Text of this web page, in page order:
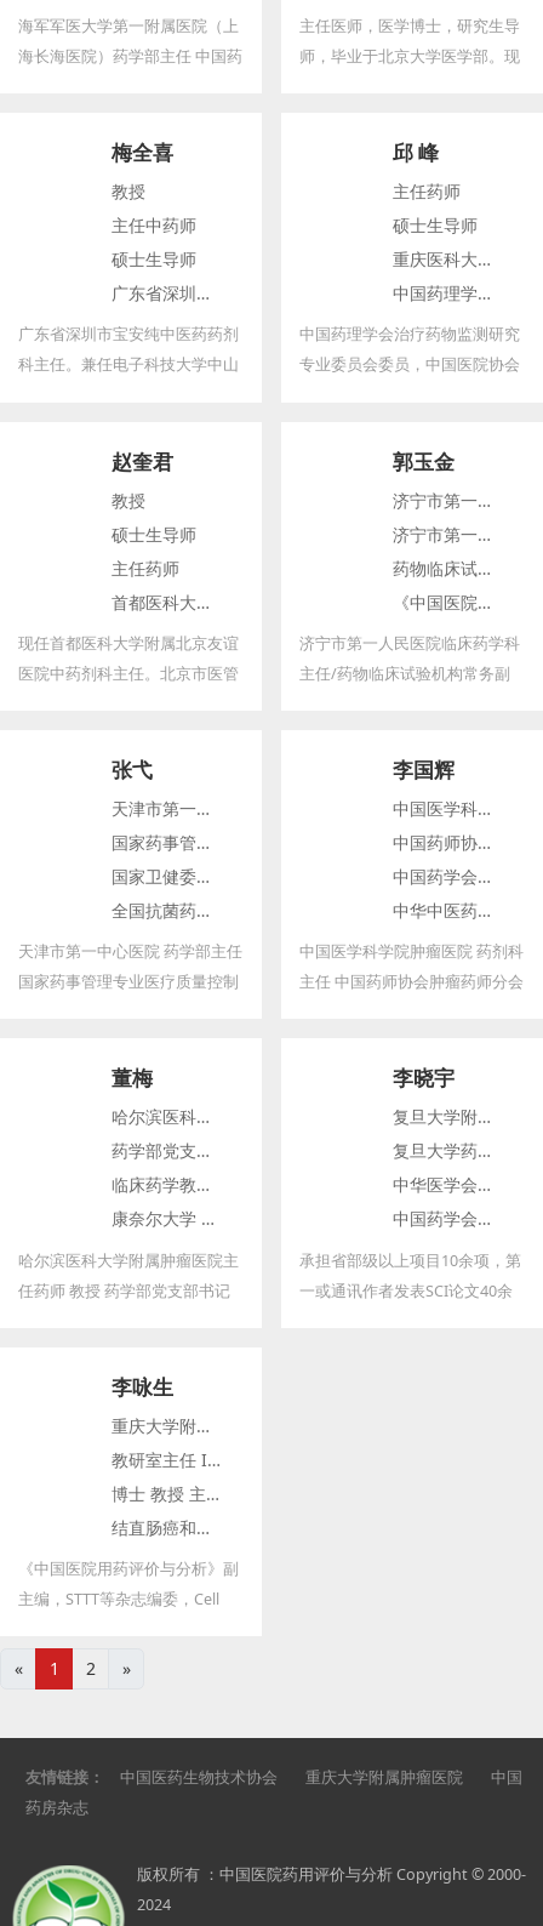
全军临床药学研究专业分委会 副主委
海军军医大学第一附属医院（上
海长海医院）药学部主任 中国药
循证药学专委会 委员 全军临床
委 《中国医院用药评价与分析》
杂志副主编 《中国药房》《中国
药业》《世界临床药物》《中国
现代应用药学杂志》《药学实践
杂志》《药学服务与研究》等杂
主任医师，医学博士，研究生导
师，毕业于北京大学医学部。现
疾病的临床诊治及基础研究工
综合诊治、同步放化疗的应用等
方面具有丰富的临床经验。
梅全喜
教授
主任中药师
硕士生导师
广东省深圳市宝安纯中医药药剂科主任
兼任电子科技大学中山学院客座教授
广东省深圳市宝安纯中医药药剂
科主任。兼任电子科技大学中山
技术学院兼职教授，广东省中山
康复保健学会学术顾问，中国药
学会药学史分会副主任委员。
邱 峰
主任药师
硕士生导师
重庆医科大学药学部主任
中国药理学会治疗药物监测研究专业委员会委员
中国医院协会药事管理专业委员会委员
中国药理学会治疗药物监测研究
专业委员会委员，中国医院协会
委员，中国临床药学教育基地建
理质量控制中心副主任，重庆药
学会理事承担多项国家级、省部
级科研项目，发表SCI、CSCD中
文核心等论文20余篇。
赵奎君
教授
硕士生导师
主任药师
首都医科大学附属北京友谊医院中药剂科主任
北京市医管局中药质量管理与合理使用总药师
现任首都医科大学附属北京友谊
医院中药剂科主任。北京市医管
命科学部中医学与中药学学科项
郭玉金
济宁市第一人民医院
济宁市第一人民医院临床药学科主任
药物临床试验机构常务副主任
《中国医院用药评价与分析》杂志副主编
山东省医药卫生重点学科带头人/重点实验室主任
济宁市第一人民医院临床药学科
主任/药物临床试验机构常务副
重点学科带头人/重点实验室主
常务委员 国家药事管理质控中心
临床药学工作组副组长 全国抗菌
药物临床应用监测网专家委员会
委员 中国药理学会治疗药物监测
研究专委会常务委员
张弋
天津市第一中心医院 药学部主任
国家药事管理专业医疗质量控制中心专家委员会委员
国家卫健委医院管理研究所药学信息专家委员会
全国抗菌药物临床应用监测网专家委员会委员
天津市第一中心医院 药学部主任
国家药事管理专业医疗质量控制
员会 全国抗菌药物临床应用监测
员 中国研究型医院学会药物评价
委员会副主任委员 《Annals of
Pharmacotherapy》、《
American Journal of Health-
System Pharmacy 》中文版、
李国辉
中国医学科学院肿瘤医院 药剂科主任
中国药师协会肿瘤药师分会主任委员
中国药学会药学服务专委会副主任委员
中华中医药学会医院药学分会副主委兼秘书长
中国医学科学院肿瘤医院 药剂科
主任 中国药师协会肿瘤药师分会
医院药学分会副主委兼秘书长 中
会主任委员等职 《中国医院用药
评价与分析》副主编、《中国药
师》、《中国药房》等杂志的编
委和审稿专家。
董梅
哈尔滨医科大学附属肿瘤医院主任药师 教授
药学部党支部书记 科主任
临床药学教研室主任
康奈尔大学 访问学者
匹兹堡大学医学院医学中心 访问药师
哈尔滨医科大学附属肿瘤医院主
任药师 教授 药学部党支部书记
医学院医学中心 访问药师 中国
事质控专家委员会副主任委员 中
国药师协会静脉用药集中调配工
作委员会副主任委员 中国药理学
会治疗药物监测研究专业委员会
副主任委员 《中国医院用药评价
李晓宇
复旦大学附属中山医院药剂科主任
复旦大学药学院临床药学与药事管理学系副主任
中华医学会临床药学分会委员
中国药学会医院药学专委会委员
承担省部级以上项目10余项，第
一或通讯作者发表SCI论文40余
李咏生
重庆大学附属肿瘤医院肿瘤内科主任
教研室主任 I期病房主任
博士 教授 主任医师 博导
结直肠癌和恶性肿瘤临床试验首席专家
《中国医院用药评价与分析》副
主编，STTT等杂志编委，Cell
表SCI论文70余篇，总影响因子
大于500，单篇影响因子大于10
« 1 2 »
友情链接： 中国医药生物技术协会 重庆大学附属肿瘤医院
中国
药房杂志
版权所有 ：中国医院药用评价与分析 Copyright © 2000-
2024